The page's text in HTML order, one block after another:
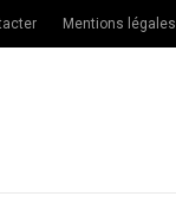
Mentions légales